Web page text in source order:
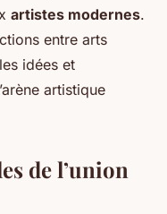
artistes modernes.
entre arts
idées et
artistique
de l’union